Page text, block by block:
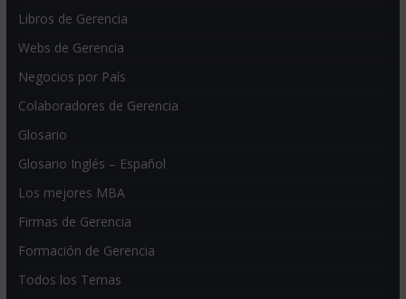
Libros de Gerencia
Webs de Gerencia
Negocios por País
Colaboradores de Gerencia
Glosario
Glosario Inglés – Español
Los mejores MBA
Firmas de Gerencia
Formación de Gerencia
Todos los Temas